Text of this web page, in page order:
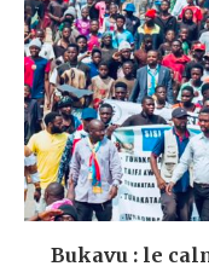
Bukavu : le